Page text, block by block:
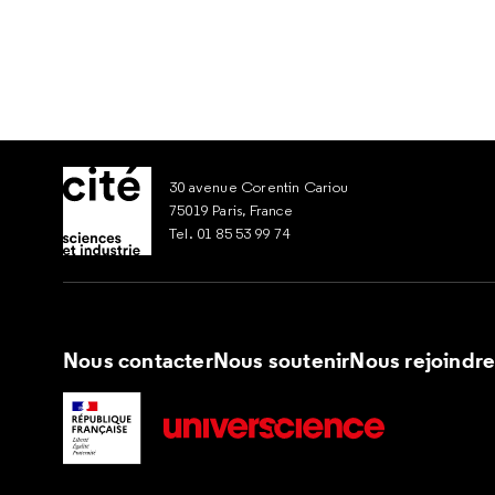
30 avenue Corentin Cariou
75019 Paris, France
Tel. 01 85 53 99 74
Nous contacterNous soutenirNous rejoindre